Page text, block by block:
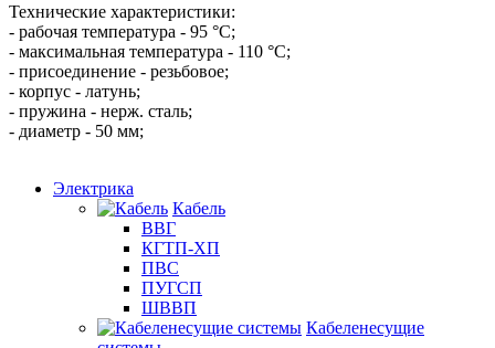
Технические характеристики:
- рабочая температура - 95 °C;
- максимальная температура - 110 °C;
- присоединение - резьбовое;
- корпус - латунь;
- пружина - нерж. сталь;
- диаметр - 50 мм;
Электрика
Кабель
ВВГ
КГТП-ХП
ПВС
ПУГСП
ШВВП
Кабеленесущие